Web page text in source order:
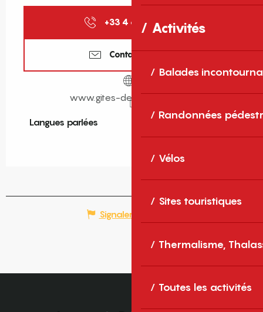
Activités
Balades
Randonnées
Vélos
Sites touristiques
Thermalisme,
Toutes les activités
+33 4 68 11 40 ▒▒
Contactez-nous
www.gites-de-france-sud.fr
Langues parlées
Langues parlées
Signaler une erreur